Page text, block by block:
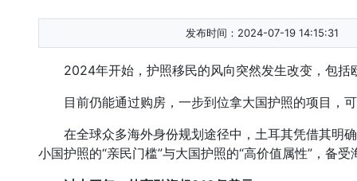
发布时间：2024-07-19 14:15:31
2024年开始，护照移民的风向突然发生改变，包括
目前仍能通过购房，一步到位拿大国护照的项目，
在全球众多海外身份规划途径中，土耳其凭借其明
小国护照的“亲民门槛”与大国护照的“高价值属性”，备